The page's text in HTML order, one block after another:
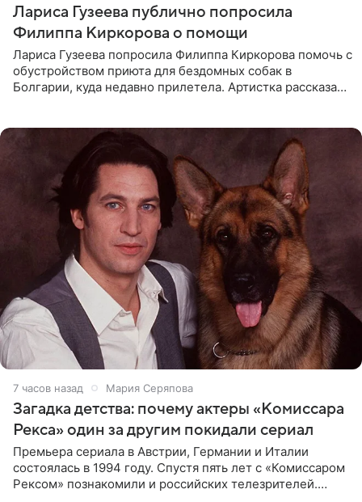
Лариса Гузеева публично попросила
Филиппа Киркорова о помощи
Лариса Гузеева попросила Филиппа Киркорова помочь с
обустройством приюта для бездомных собак в
Болгарии, куда недавно прилетела. Артистка рассказала
7 часов назад Мария Серяпова
Загадка детства: почему актеры «Комиссара
Рекса» один за другим покидали сериал
Премьера сериала в Австрии, Германии и Италии
состоялась в 1994 году. Спустя пять лет с «Комиссаром
Рексом» познакомили и российских телезрителей.